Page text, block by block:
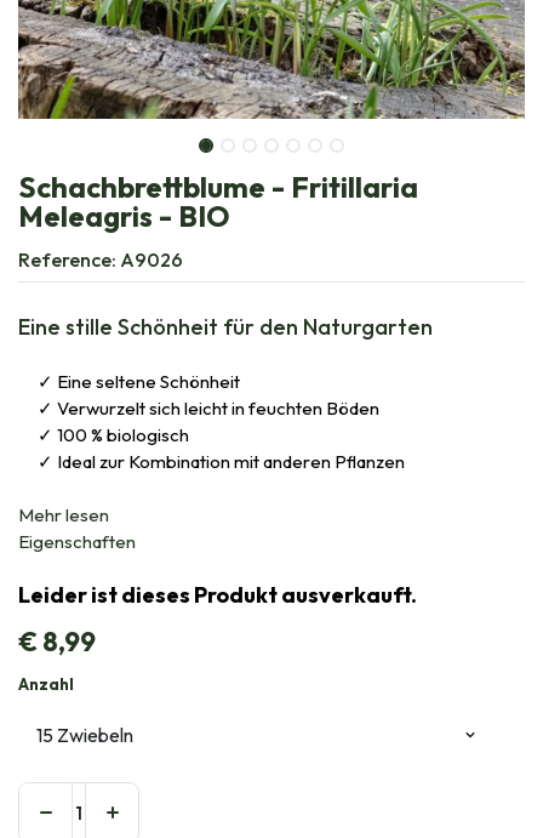
Schachbrettblume - Fritillaria
Meleagris - BIO
Reference: A9026
Eine stille Schönheit für den Naturgarten
Eine seltene Schönheit
Verwurzelt sich leicht in feuchten Böden
100 % biologisch
Ideal zur Kombination mit anderen Pflanzen
Mehr lesen
Eigenschaften
Leider ist dieses Produkt ausverkauft.
€8,99
Anzahl